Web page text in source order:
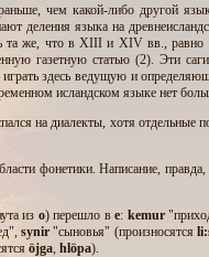
чем какой-либо другой
деления языка на
же, что в XIII и XIV вв., равно
газетную статью (2). Эти
здесь ведущую и
исландском языке нет
на диалекты, хотя
фонетики. Написание,
из о) перешло ве: kemur
synir"сыновья" (произносятся
öjga, hlöpa).